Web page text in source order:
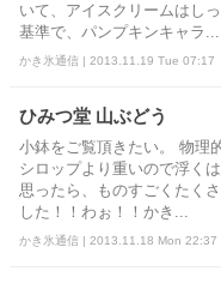
いて、アイスクリームはし
基準で、パンプキンキャラ...
かき氷通信 | 2013.11.19 Tue 07:17
ひみつ堂 山ぶどう
小鉢をご覧頂きたい。 物理
シロップより重いので浮く
思ったら、ものすごくたく
した！！わぉ！！かき...
かき氷通信 | 2013.11.18 Mon 22:37